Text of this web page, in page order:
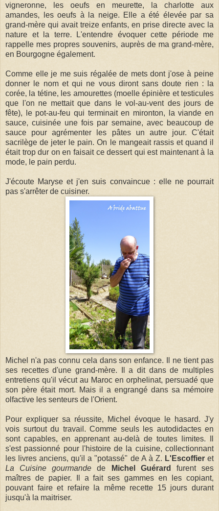
vigneronne, les oeufs en meurette, la charlotte aux
amandes, les oeufs à la neige. Elle a été élevée par sa
grand-mère qui avait treize enfants, en prise directe avec la
nature et la terre. L'entendre évoquer cette période me
rappelle mes propres souvenirs, auprès de ma grand-mère,
en Bourgogne également.
Comme elle je me suis régalée de mets dont j'ose à peine
donner le nom et qui ne vous diront sans doute rien : la
corée, la tétine, les amourettes (moelle épinière et testicules
que l'on ne mettait que dans le vol-au-vent des jours de
fête), le pot-au-feu qui terminait en mironton, la viande en
sauce, cuisinée une fois par semaine, avec beaucoup de
sauce pour agrémenter les pâtes un autre jour. C'était
sacrilège de jeter le pain. On le mangeait rassis et quand il
était trop dur on en faisait ce dessert qui est maintenant à la
mode, le pain perdu.
J'écoute Maryse et j'en suis convaincue : elle ne pourrait
pas s'arrêter de cuisiner.
Michel n'a pas connu cela dans son enfance. Il ne tient pas
ses recettes d'une grand-mère. Il a dit dans de multiples
entretiens qu'il vécut au Maroc en orphelinat, persuadé que
son père était mort. Mais il a engrangé dans sa mémoire
olfactive les senteurs de l'Orient.
Pour expliquer sa réussite, Michel évoque le hasard. J'y
vois surtout du travail. Comme seuls les autodidactes en
sont capables, en apprenant au-delà de toutes limites. Il
s'est passionné pour l'histoire de la cuisine, collectionnant
les livres anciens, qu'il a "potassé" de A à Z. L'Escoffieret
La Cuisine gourmandede Michel Guérard
furent ses
maîtres de papier. Il a fait ses gammes en les copiant,
pouvant faire et refaire la même recette 15 jours durant
jusqu'à la maitriser.